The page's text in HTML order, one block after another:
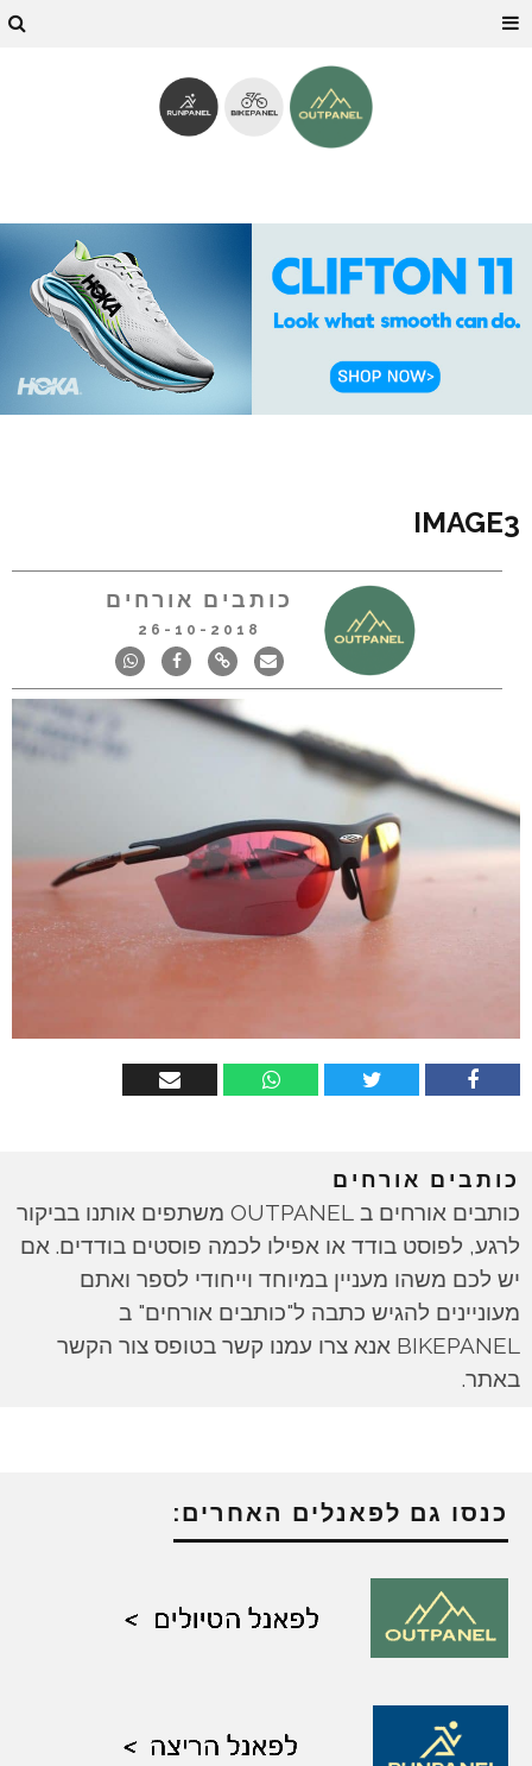
IMAGE3
כותבים אורחים
26-10-2018
כותבים אורחים
כותבים אורחים ב OUTPANEL משתפים אותנו בביקור
לרגע, לפוסט בודד או אפילו לכמה פוסטים בודדים. אם
יש לכם משהו מעניין במיוחד וייחודי לספר ואתם
מעוניינים להגיש כתבה ל"כותבים אורחים" ב
BIKEPANEL אנא צרו עמנו קשר בטופס צור הקשר
באתר.
כנסו גם לפאנלים האחרים: